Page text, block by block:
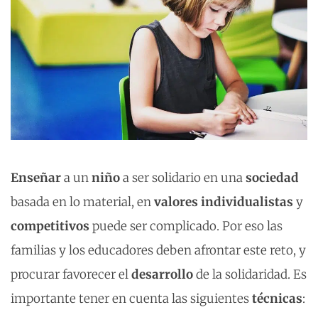
Enseñara unniñoa ser solidario en unasociedad
basada en lo material, envalores individualistas y
competitivos puede ser complicado. Por eso las
familias y los educadores deben afrontar este reto, y
procurar favorecer eldesarrollode la solidaridad. Es
importante tener en cuenta las siguientestécnicas: